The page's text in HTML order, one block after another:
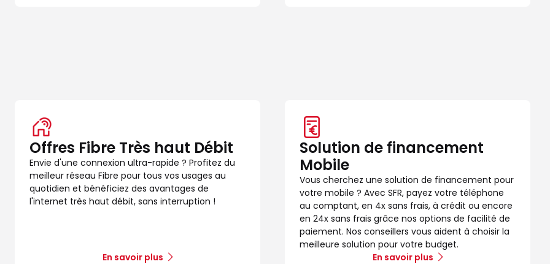
Offres Fibre Très haut Débit
Envie d'une connexion ultra-rapide ? Profitez du
meilleur réseau Fibre pour tous vos usages au
quotidien et bénéficiez des avantages de
l'internet très haut débit, sans interruption !
En savoir plus
Solution de financement
Mobile
Vous cherchez une solution de financement pour
votre mobile ? Avec SFR, payez votre téléphone
au comptant, en 4x sans frais, à crédit ou encore
en 24x sans frais grâce nos options de facilité de
paiement. Nos conseillers vous aident à choisir la
meilleure solution pour votre budget.
En savoir plus